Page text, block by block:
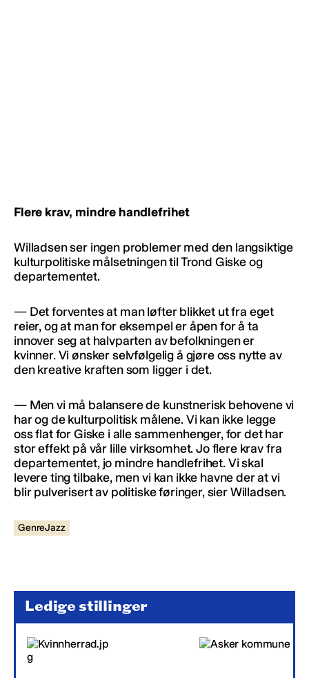
Flere krav, mindre handlefrihet
Willadsen ser ingen problemer med den langsiktige
kulturpolitiske målsetningen til Trond Giske og
departementet.
— Det forventes at man løfter blikket ut fra eget
reier, og at man for eksempel er åpen for å ta
innover seg at halvparten av befolkningen er
kvinner. Vi ønsker selvfølgelig å gjøre oss nytte av
den kreative kraften som ligger i det.
— Men vi må balansere de kunstnerisk behovene vi
har og de kulturpolitisk målene. Vi kan ikke legge
oss flat for Giske i alle sammenhenger, for det har
stor effekt på vår lille virksomhet. Jo flere krav fra
departementet, jo mindre handlefrihet. Vi skal
levere ting tilbake, men vi kan ikke havne der at vi
blir pulverisert av politiske føringer, sier Willadsen.
GenreJazz
Ledige stillinger